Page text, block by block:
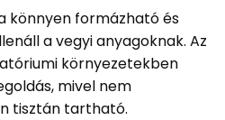
könnyen formázható és
a vegyi anyagoknak. Az
környezetekben
mivel nem
tisztán tartható.